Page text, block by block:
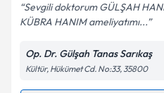
Kişisel verilerimin
Metni'ni okudum ve
kapsamda
Sevgili doktorum GÜLŞAH
KÜBRA HANIM ameliyatımı...
Op. Dr. Gülşah Tanas Sarıkaş
Kültür, Hükümet Cd. No:33, 35800